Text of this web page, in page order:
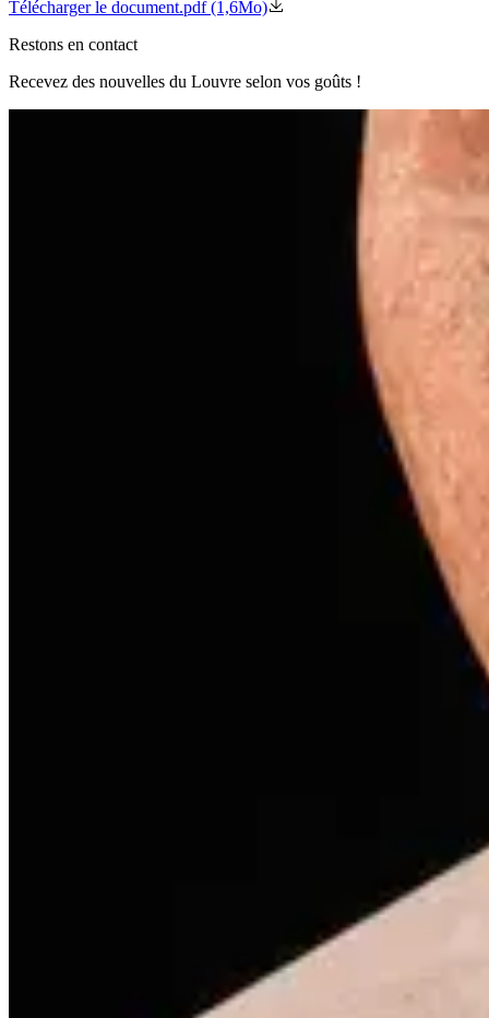
Télécharger le document.pdf (1,6Mo)
Restons en contact
Recevez des nouvelles du Louvre selon vos goûts !